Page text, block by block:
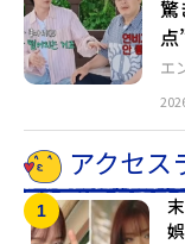
エ
驚
アクセス